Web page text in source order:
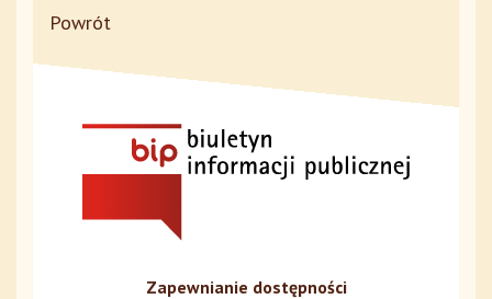
Powrót
Zapewnianie dostępności